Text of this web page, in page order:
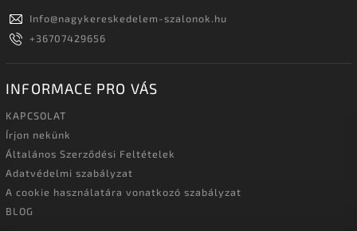
Info@nagykereskedelem-szalonok.hu
+36707429656
INFORMACE PRO VÁS
KAPCSOLAT
Írjon nekünk
Általános Szerződési Feltételek
Adatvédelmi szabályzat
A cookie használatára vonatkozó szabályzat
BLOG